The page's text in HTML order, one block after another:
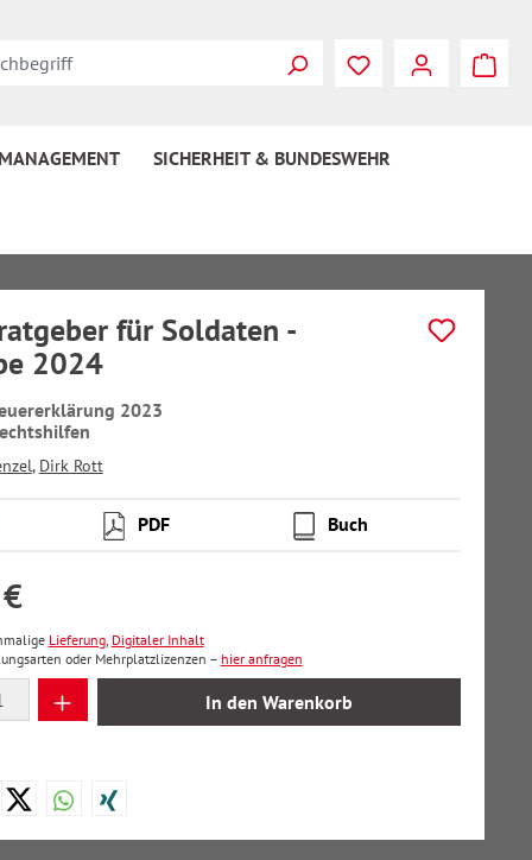
SICHERHEIT & BUNDESWEHR
für Soldaten -
2024
2023
, Dirk Rott
PDF Buch
Lieferung, Digitaler Inhalt
oder Mehrplatzlizenzen – hier anfragen
Anzahl: Gib den gewünschten Wert ein
In den Warenkorb